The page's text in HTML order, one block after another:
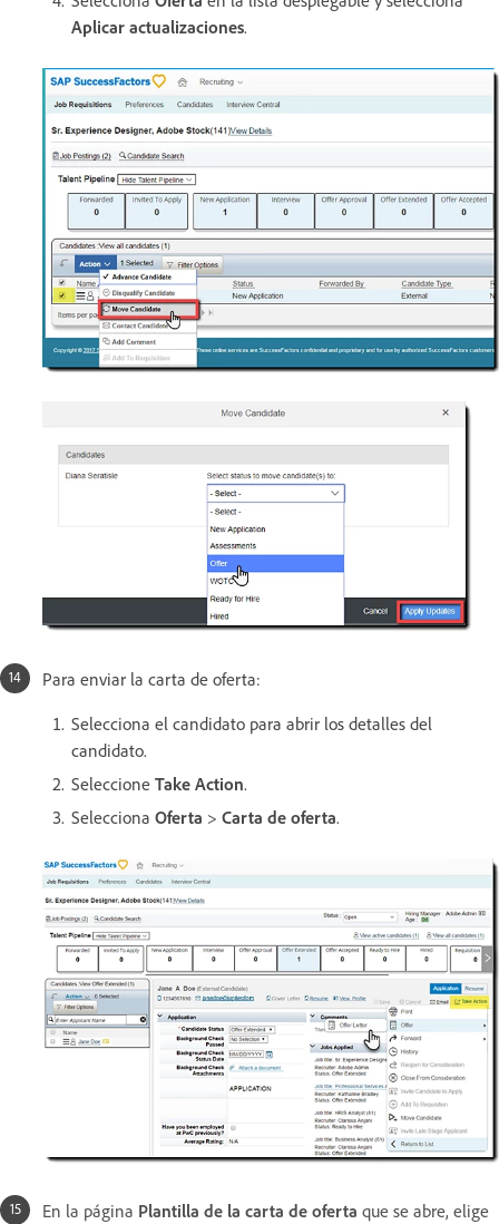
Aplicar actualizaciones.
Para enviar la carta de oferta:
Selecciona el candidato para abrir los detalles del
candidato.
Seleccione Take Action.
Selecciona Oferta > Carta de oferta.
En la página Plantilla de la carta de oferta que se abre, elige